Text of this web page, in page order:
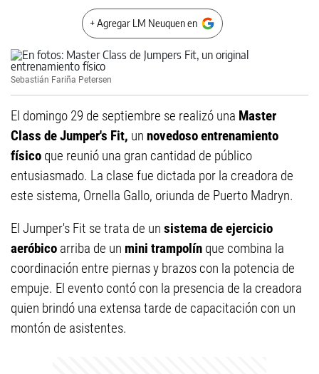
+ Agregar LM Neuquen en
Sebastián Fariña Petersen
El domingo 29 de septiembre se realizó una Master
Class de Jumper's Fit, un novedoso entrenamiento
físico que reunió una gran cantidad de público
entusiasmado. La clase fue dictada por la creadora de
este sistema, Ornella Gallo, oriunda de Puerto Madryn.
El Jumper's Fit se trata de un sistema de ejercicio
aeróbico arriba de un mini trampolín que combina la
coordinación entre piernas y brazos con la potencia de
empuje. El evento contó con la presencia de la creadora
quien brindó una extensa tarde de capacitación con un
montón de asistentes.